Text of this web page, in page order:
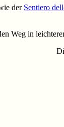
der Sentiero
Weg in